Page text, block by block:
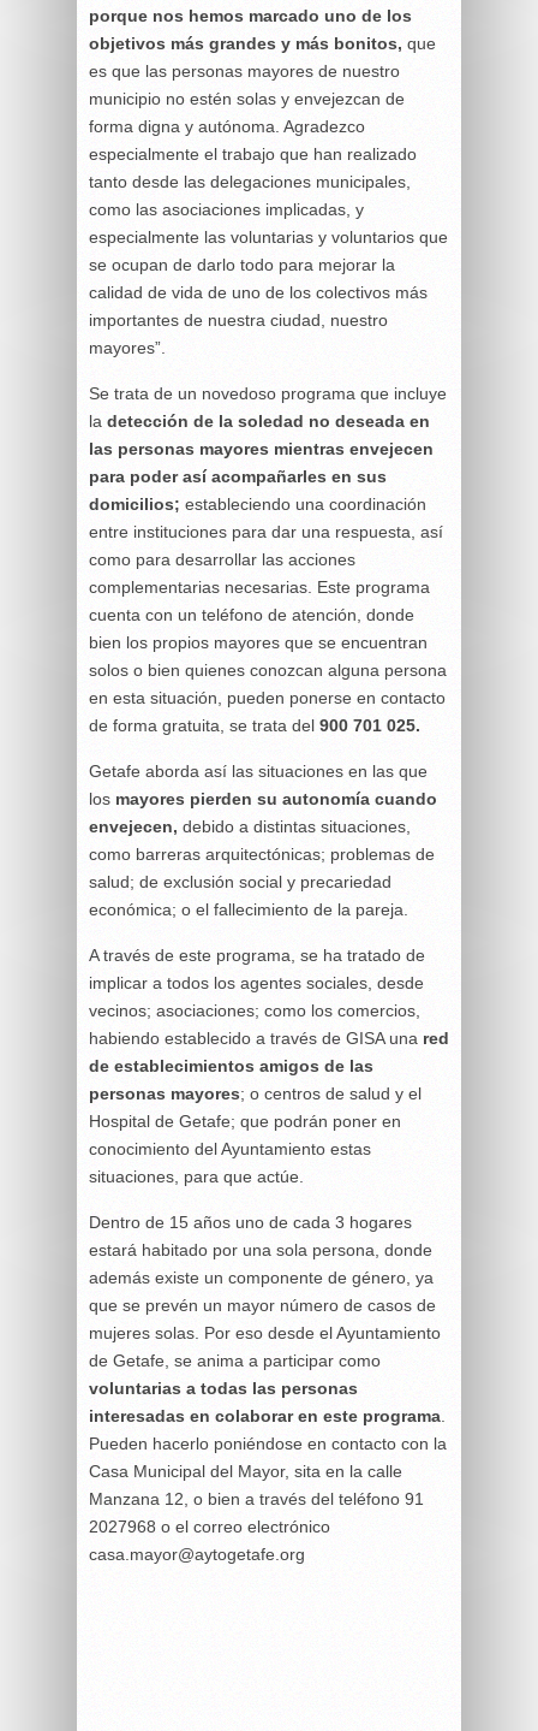
porque nos hemos marcado uno de los
objetivos más grandes y más bonitos, que
es que las personas mayores de nuestro
municipio no estén solas y envejezcan de
forma digna y autónoma. Agradezco
especialmente el trabajo que han realizado
tanto desde las delegaciones municipales,
como las asociaciones implicadas, y
especialmente las voluntarias y voluntarios que
se ocupan de darlo todo para mejorar la
calidad de vida de uno de los colectivos más
importantes de nuestra ciudad, nuestro
mayores”.
Se trata de un novedoso programa que incluye
la detección de la soledad no deseada en
las personas mayores mientras envejecen
para poder así acompañarles en sus
domicilios; estableciendo una coordinación
entre instituciones para dar una respuesta, así
como para desarrollar las acciones
complementarias necesarias. Este programa
cuenta con un teléfono de atención, donde
bien los propios mayores que se encuentran
solos o bien quienes conozcan alguna persona
en esta situación, pueden ponerse en contacto
de forma gratuita, se trata del 900 701 025.
Getafe aborda así las situaciones en las que
los mayores pierden su autonomía cuando
envejecen, debido a distintas situaciones,
como barreras arquitectónicas; problemas de
salud; de exclusión social y precariedad
económica; o el fallecimiento de la pareja.
A través de este programa, se ha tratado de
implicar a todos los agentes sociales, desde
vecinos; asociaciones; como los comercios,
habiendo establecido a través de GISA una red
de establecimientos amigos de las
personas mayores; o centros de salud y el
Hospital de Getafe; que podrán poner en
conocimiento del Ayuntamiento estas
situaciones, para que actúe.
Dentro de 15 años uno de cada 3 hogares
estará habitado por una sola persona, donde
además existe un componente de género, ya
que se prevén un mayor número de casos de
mujeres solas. Por eso desde el Ayuntamiento
de Getafe, se anima a participar como
voluntarias a todas las personas
interesadas en colaborar en este programa
Pueden hacerlo poniéndose en contacto con la
Casa Municipal del Mayor, sita en la calle
Manzana 12, o bien a través del teléfono 91
2027968 o el correo electrónico
casa.mayor@aytogetafe.org